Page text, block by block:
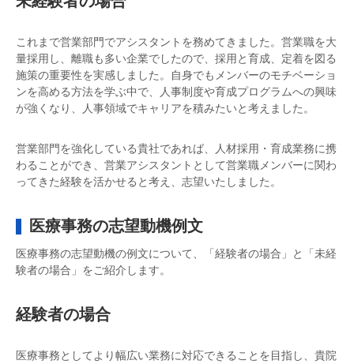
これまで営業部門でアシスタントを務めてきました。営業職を大
量採用し、離職も多い企業でしたので、採用と育成、定着を図る
施策の重要性を実感しました。自身でもメンバーのモチベーショ
ンを高める方法を学ぶ中で、人事制度や育成プログラムへの興味
が強くなり、人事領域でキャリアを積みたいと考えました。
営業部門を強化している貴社であれば、人材採用・育成業務に携
わることができ、営業アシスタントとして営業職メンバーに関わ
ってきた経験を活かせると考え、志望いたしました。
医療事務の志望動機例文
医療事務の志望動機の例文について、「経験者の場合」と「未経
験者の場合」をご紹介します。
経験者の場合
医療事務としてより幅広い業務に対応できることを目指し、貴院